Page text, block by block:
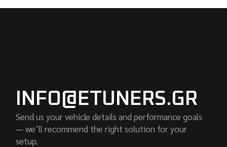
INFO@ETUNERS.GR
Send us your vehicle details and performance goals
— we’ll recommend the right solution for your
setup.